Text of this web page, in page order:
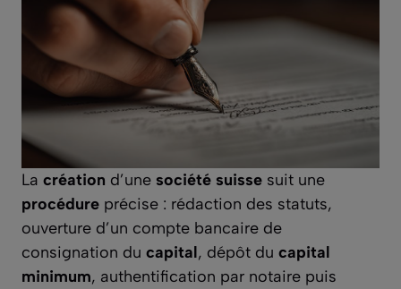
La création d’une société suisse suit une
procédure précise : rédaction des statuts,
ouverture d’un compte bancaire de
consignation du capital, dépôt du capital
minimum, authentification par notaire puis